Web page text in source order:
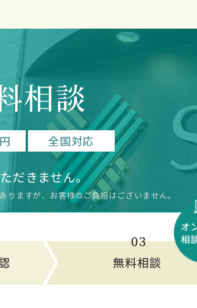
相談
全国対応
だきません。
りますが、お客様のご負担はございません。